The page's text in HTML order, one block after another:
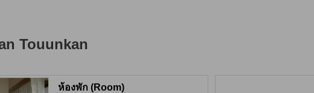
Touunkan
ห้องพัก (Room)